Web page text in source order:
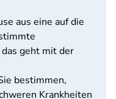
aus eine auf die
geht mit der
bestimmen,
Krankheiten